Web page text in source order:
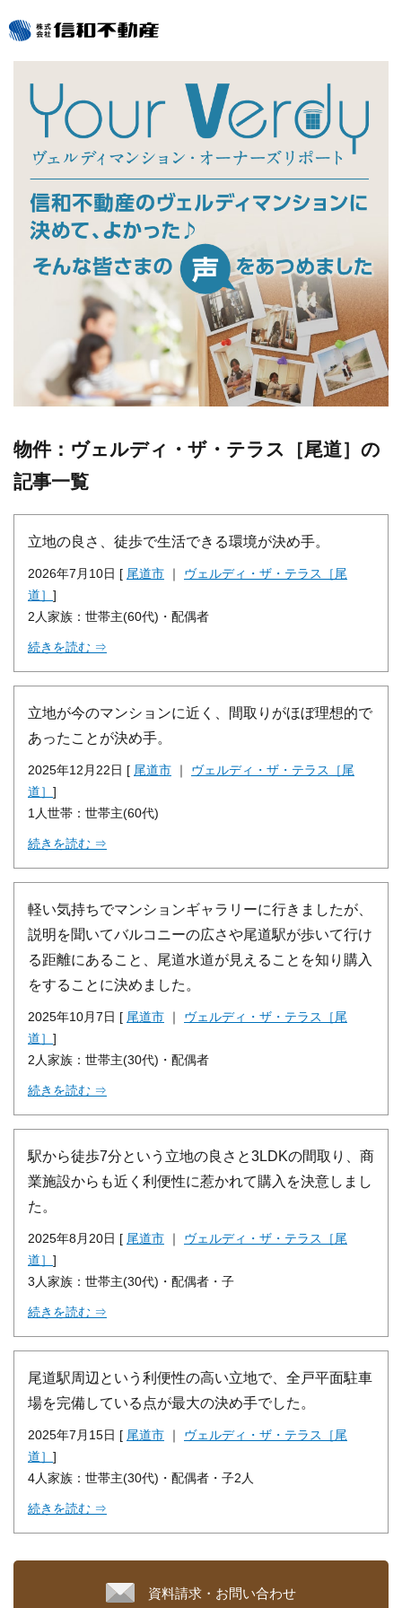
物件：ヴェルディ・ザ・テラス［尾道］の
記事一覧
立地の良さ、徒歩で生活できる環境が決め手。
2026年7月10日 [ 尾道市 ｜ ヴェルディ・ザ・テラス［尾
道］ ]
2人家族：世帯主(60代)・配偶者
続きを読む ⇒
立地が今のマンションに近く、間取りがほぼ理想的で
あったことが決め手。
2025年12月22日 [ 尾道市 ｜ ヴェルディ・ザ・テラス［尾
道］ ]
1人世帯：世帯主(60代)
続きを読む ⇒
軽い気持ちでマンションギャラリーに行きましたが、
説明を聞いてバルコニーの広さや尾道駅が歩いて行け
る距離にあること、尾道水道が見えることを知り購入
をすることに決めました。
2025年10月7日 [ 尾道市 ｜ ヴェルディ・ザ・テラス［尾
道］ ]
2人家族：世帯主(30代)・配偶者
続きを読む ⇒
駅から徒歩7分という立地の良さと3LDKの間取り、商
業施設からも近く利便性に惹かれて購入を決意しまし
た。
2025年8月20日 [ 尾道市 ｜ ヴェルディ・ザ・テラス［尾
道］ ]
3人家族：世帯主(30代)・配偶者・子
続きを読む ⇒
尾道駅周辺という利便性の高い立地で、全戸平面駐車
場を完備している点が最大の決め手でした。
2025年7月15日 [ 尾道市 ｜ ヴェルディ・ザ・テラス［尾
道］ ]
4人家族：世帯主(30代)・配偶者・子2人
続きを読む ⇒
資料請求・お問い合わせ